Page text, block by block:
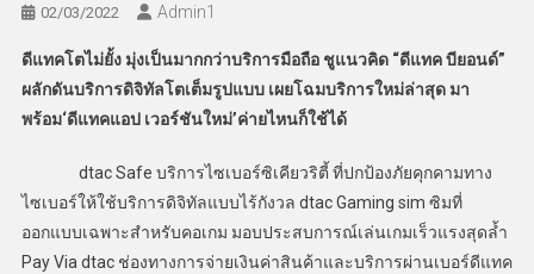
02/03/2022 Admin​1
ดีแทคโตไม่ยั้ง มุ่งเป็นมากกว่าบริการมือถือ ชูแนวคิด “ดีแทค บียอนด์”
ผลักดันบริการดิจิทัลโตเต็มรูปแบบ เผยโฉมบริการใหม่ล่าสุด มา
พร้อม‘ดีแทคแอป เวอร์ชันใหม่’ค่ายไหนก็ใช้ได้
dtac Safe บริการไซเบอร์ซิเคียวริตี้ ที่ปกป้องภัยคุกคามทาง
ไซเบอร์ให้ใช้บริการดิจิทัลแบบไร้กังวล dtac Gaming sim ซิมที่
ออกแบบเฉพาะสำหรับคอเกม มอบประสบการณ์เล่นเกมเร็วแรงสุดล้ำ
Pay Via dtac ช่องทางการจ่ายเงินค่าสินค้าและบริการผ่านเบอร์ดีแทค